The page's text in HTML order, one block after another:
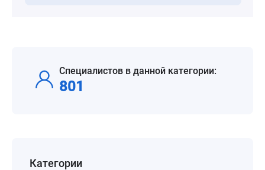
Специалистов в данной категории:
801
Категории